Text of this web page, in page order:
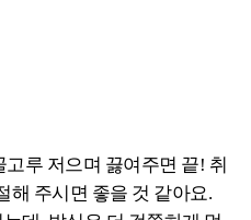
루 저으며 끓여주면 끝! 취
해 주시면 좋을 것 같아요.